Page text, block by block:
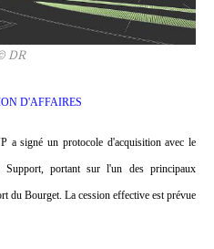
DR
D'AFFAIRES
a signé un protocole d'acquisition avec le
portant sur l'un des principaux
du Bourget. La cession effective est prévue